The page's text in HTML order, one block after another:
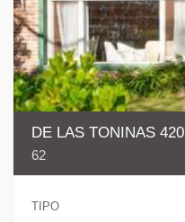
DE LAS TONINAS 420
62
TIPO